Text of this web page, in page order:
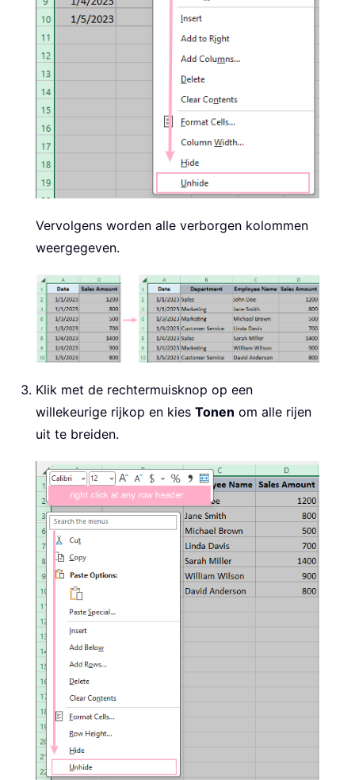
Vervolgens worden alle verborgen kolommen
weergegeven.
Klik met de rechtermuisknop op een
willekeurige rijkop en kies Tonen om alle rijen
uit te breiden.